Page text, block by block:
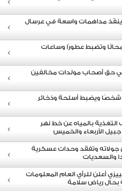
ينفّذ مداهمات واسعة في عرسال
وتضبط عطورًا وساعات
الجيش يوقف 20 شخصًا ويضبط أسلحة وذخائر
بالمياه عن خط نهر
الأربعاء والخميس
جولاته وتفقَد وحدات عسكرية
والسعديات
أعلن للرأي العام المعلومات
بحال رياض سلامة